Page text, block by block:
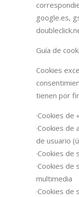
google.es,
Guía de
Cookies
tienen por
·Cookies de
·Cookies de
de usuario
·Cookies de
·Cookies
multimedia
·Cookies de